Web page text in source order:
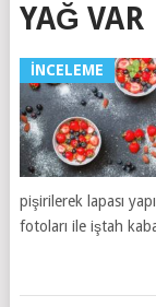
YAĞ VAR
İNCELEME
pişirilerek lapası
fotoları ile iştah